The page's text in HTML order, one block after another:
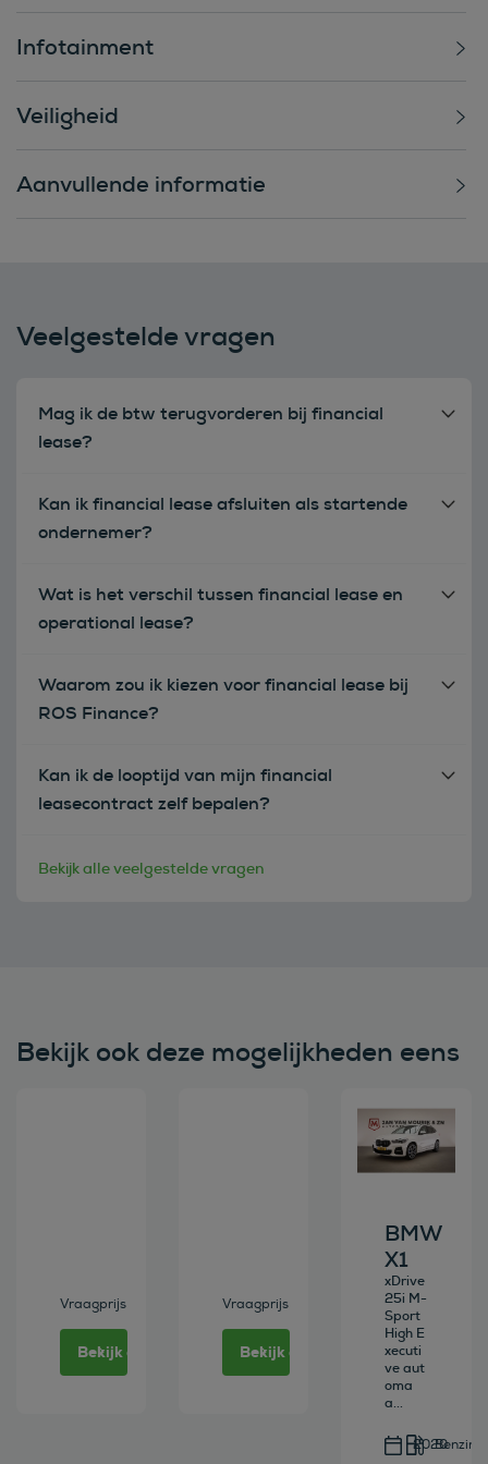
Infotainment
Veiligheid
Aanvullende informatie
Veelgestelde vragen
Mag ik de btw terugvorderen bij financial
lease?
Kan ik financial lease afsluiten als startende
ondernemer?
Wat is het verschil tussen financial lease en
operational lease?
Waarom zou ik kiezen voor financial lease bij
ROS Finance?
Kan ik de looptijd van mijn financial
leasecontract zelf bepalen?
Bekijk alle veelgestelde vragen
Bekijk ook deze mogelijkheden eens
Vraagprijs
Bekijk deze auto
Vraagprijs
Bekijk deze auto
Bekijk deze
BMW
X1
xDrive
25i M-
Sport
High E
xecuti
ve aut
oma
a...
2020Benzine